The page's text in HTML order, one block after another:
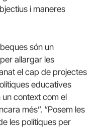
i maneres
són un
allargar les
el cap de projectes
educatives
un context com el
més”. “Posem les
les polítiques per